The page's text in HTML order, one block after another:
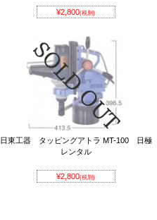
¥2,800(税別)
日東工器 タッピングアトラ MT-100 日極
レンタル
¥2,800(税別)